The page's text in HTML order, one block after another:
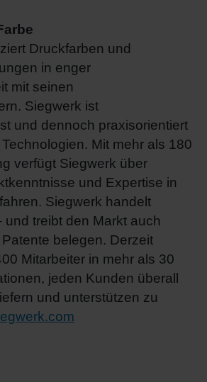
Druckfarben und
in enger
mit seinen
Siegwerk ist
und dennoch praxisorientiert
Mit mehr als 180
verfügt Siegwerk über
und Expertise in
Siegwerk handelt
und treibt den Markt auch
belegen. Derzeit
Mitarbeiter in mehr als 30
jeden Kunden überall
und unterstützen zu